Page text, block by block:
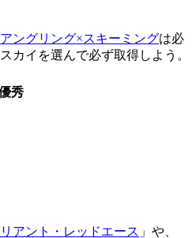
アングリング×スキーミングは必
カイを選んで必ず取得しよう。
秀
アント・レッドエース 」や、